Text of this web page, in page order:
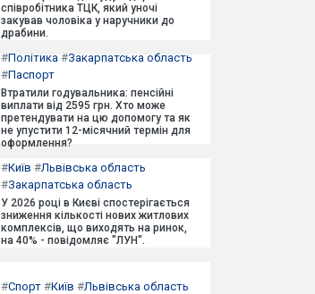
співробітника ТЦК, який уночі
закував чоловіка у наручники до
драбини.
#Політика #Закарпатська область
#Паспорт
Втратили годувальника: пенсійні
виплати від 2595 грн. Хто може
претендувати на цю допомогу та як
не упустити 12-місячний термін для
оформлення?
#Київ #Львівська область
#Закарпатська область
У 2026 році в Києві спостерігається
зниження кількості нових житлових
комплексів, що виходять на ринок,
на 40% - повідомляє "ЛУН".
#Спорт #Київ #Львівська область